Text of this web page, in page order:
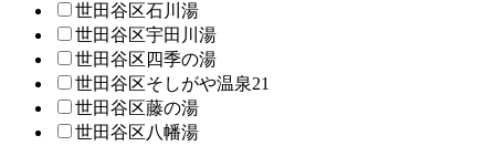
世田谷区石川湯
世田谷区宇田川湯
世田谷区四季の湯
世田谷区そしがや温泉21
世田谷区藤の湯
世田谷区八幡湯